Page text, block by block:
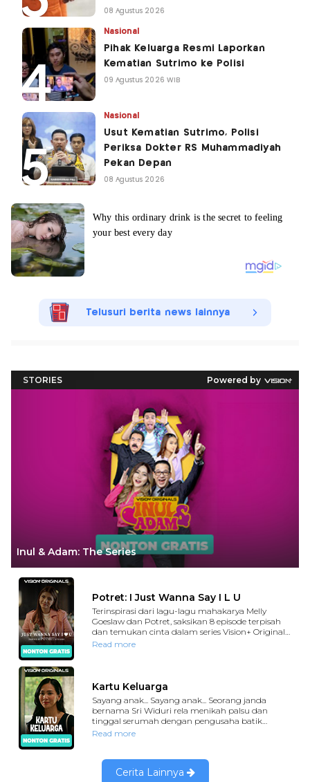
08 Agustus 2026
Nasional
Pihak Keluarga Resmi Laporkan
Kematian Sutrimo ke Polisi
09 Agustus 2026 WIB
Nasional
Usut Kematian Sutrimo, Polisi
Periksa Dokter RS Muhammadiyah
Pekan Depan
08 Agustus 2026
Telusuri berita news lainnya